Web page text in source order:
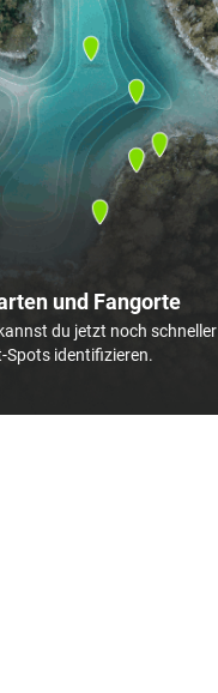
und Fangorte
du jetzt noch schneller
Spots identifizieren.